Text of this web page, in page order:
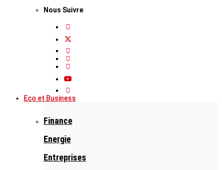
Nous Suivre
Eco et Business
Finance
Energie
Entreprises